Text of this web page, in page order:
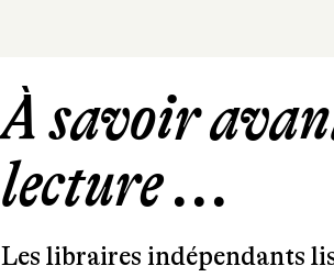
À savoir
lecture ...
Les libraires indépendants